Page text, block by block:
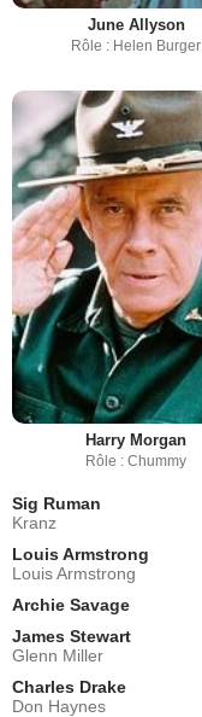
June Allyson
Rôle : Helen Burger
Harry Morgan
Rôle : Chummy
Sig Ruman
Kranz
Louis Armstrong
Louis Armstrong
Archie Savage
James Stewart
Glenn Miller
Charles Drake
Don Haynes